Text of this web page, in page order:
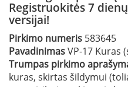
Registruokitės 7
versijai!
Pirkimo numeris 583645
PavadinimasVP-17 Kuras
Trumpas pirkimo
kuras, skirtas šildymui